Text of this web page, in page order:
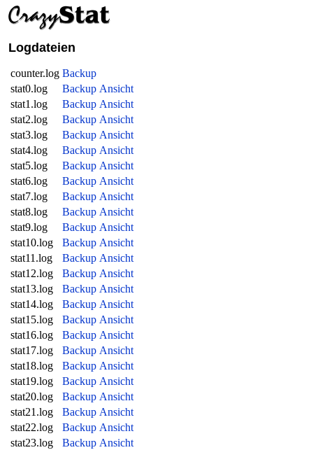
Logdateien
counter.log Backup
stat0.log
Backup Ansicht
stat1.log
Backup Ansicht
stat2.log
Backup Ansicht
stat3.log
Backup Ansicht
stat4.log
Backup Ansicht
stat5.log
Backup Ansicht
stat6.log
Backup Ansicht
stat7.log
Backup Ansicht
stat8.log
Backup Ansicht
stat9.log
Backup Ansicht
stat10.log
Backup Ansicht
stat11.log
Backup Ansicht
stat12.log
Backup Ansicht
stat13.log
Backup Ansicht
stat14.log
Backup Ansicht
stat15.log
Backup Ansicht
stat16.log
Backup Ansicht
stat17.log
Backup Ansicht
stat18.log
Backup Ansicht
stat19.log
Backup Ansicht
stat20.log
Backup Ansicht
stat21.log
Backup Ansicht
stat22.log
Backup Ansicht
stat23.log
Backup Ansicht